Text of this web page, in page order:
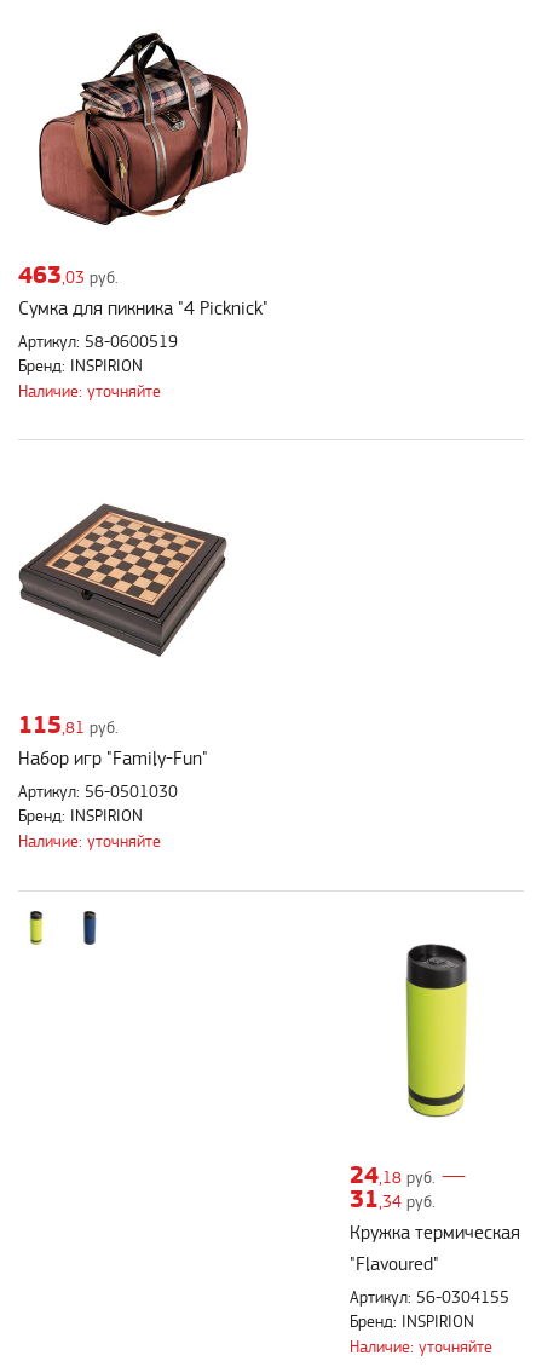
463 ,03 руб.
Сумка для пикника "4 Picknick"
Артикул: 58-0600519
Бренд: INSPIRION
Наличие: уточняйте
115,81 руб.
Набор игр "Family-Fun"
Артикул: 56-0501030
Бренд: INSPIRION
Наличие: уточняйте
24 ,18руб. —
31,34руб.
Кружка термическая
"Flavoured"
Артикул: 56-0304155
Бренд: INSPIRION
Наличие: уточняйте